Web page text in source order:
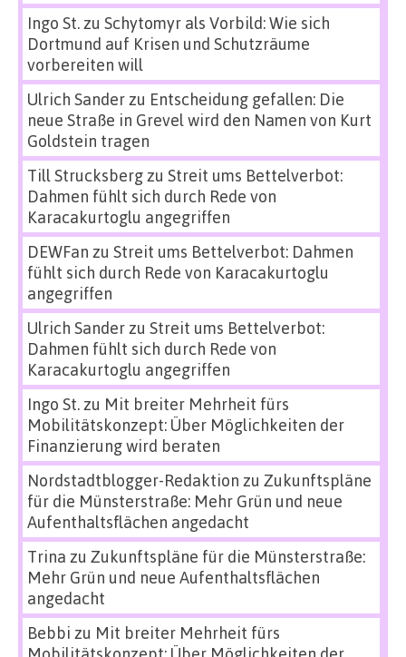
Ingo St.zu Schytomyr als Vorbild: Wie sich
Dortmund auf Krisen und Schutzräume
vorbereiten will
Ulrich Sanderzu Entscheidung gefallen: Die
neue Straße in Grevel wird den Namen von Kurt
Goldstein tragen
Till Strucksbergzu Streit ums Bettelverbot:
Dahmen fühlt sich durch Rede von
Karacakurtoglu angegriffen
DEWFan zu Streit ums Bettelverbot: Dahmen
fühlt sich durch Rede von Karacakurtoglu
angegriffen
Ulrich Sanderzu Streit ums Bettelverbot:
Dahmen fühlt sich durch Rede von
Karacakurtoglu angegriffen
Ingo St.zu Mit breiter Mehrheit fürs
Mobilitätskonzept: Über Möglichkeiten der
Finanzierung wird beraten
Nordstadtblogger-Redaktion zu Zukunftspläne
für die Münsterstraße: Mehr Grün und neue
Aufenthaltsflächen angedacht
Trina zu Zukunftspläne für die Münsterstraße:
Mehr Grün und neue Aufenthaltsflächen
angedacht
Bebbi zu Mit breiter Mehrheit fürs